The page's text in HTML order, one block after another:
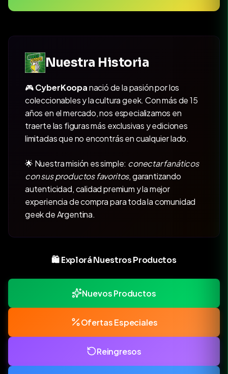
Nuestra Historia
🎮CyberKoopanació de la pasión por los
coleccionables y la cultura geek. Con más de 15
años en el mercado, nos especializamos en
traerte las figuras más exclusivas y ediciones
limitadas que no encontrás en cualquier lado.
🌟 Nuestra misión es simple: conectar fanáticos
con sus productos favoritos, garantizando
autenticidad, calidad premium y la mejor
experiencia de compra para toda la comunidad
geek de Argentina.
🛍️ Explorá Nuestros Productos
Nuevos Productos
Ofertas Especiales
Reingresos